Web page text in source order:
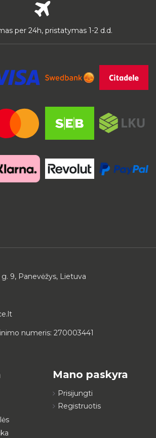
per 24h, pristatymas 1-2 d.d.
9, Panevėžys, Lietuva
numeris: 270003441
Mano paskyra
Prisijungti
Registruotis